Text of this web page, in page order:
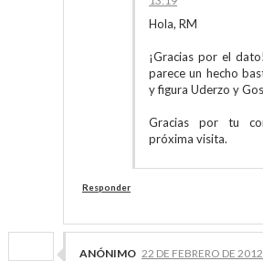
Hola, RM
¡Gracias por el
parece un hecho
y figura Uderzo y
Gracias por tu
próxima visita.
Responder
ANÓNIMO 22 DE FEBRERO DE